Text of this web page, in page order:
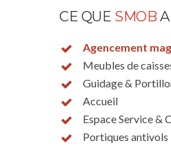
CE QUE SMOB
Agencement
Meubles de
Guidage &
Accueil
Espace Service &
Portiques antivols